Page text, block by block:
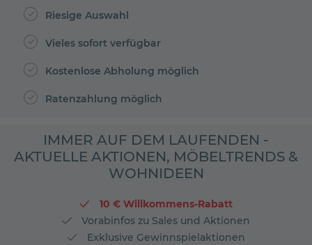
Riesige Auswahl
Vieles sofort verfügbar
Kostenlose Abholung möglich
Ratenzahlung möglich
IMMER AUF DEM LAUFENDEN -
AKTUELLE AKTIONEN, MÖBELTRENDS &
WOHNIDEEN
10 € Willkommens-Rabatt
Vorabinfos zu Sales und Aktionen
Exklusive Gewinnspielaktionen